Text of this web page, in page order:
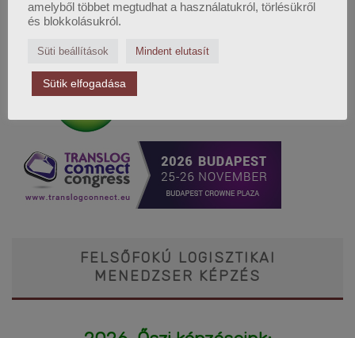
FELSŐFOKÚ LOGISZTIKAI
MENEDZSER KÉPZÉS
amelyből többet megtudhat a használatukról, törlésükről
és blokkolásukról.
Süti beállítások Mindent elutasít
Sütik elfogadása